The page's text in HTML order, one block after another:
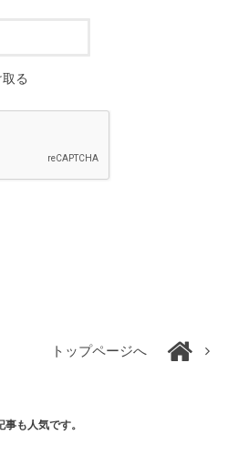
る
トップページへ
事も人気です。